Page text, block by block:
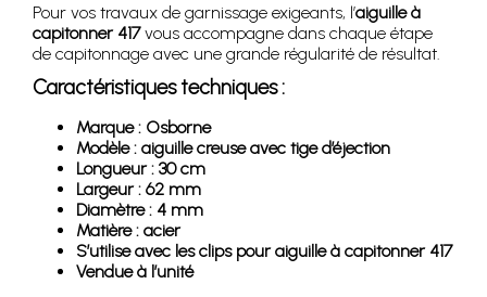
Pour vos travaux de garnissage exigeants, l’aiguille à
capitonner 417vous accompagne dans chaque étape
de capitonnage avec une grande régularité de résultat.
Caractéristiques techniques :
Marque : Osborne
Modèle : aiguille creuse avec tige d’éjection
Longueur : 30 cm
Largeur : 62 mm
Diamètre : 4 mm
Matière : acier
S’utilise avec les clips pour aiguille à capitonner 417
Vendue à l’unité